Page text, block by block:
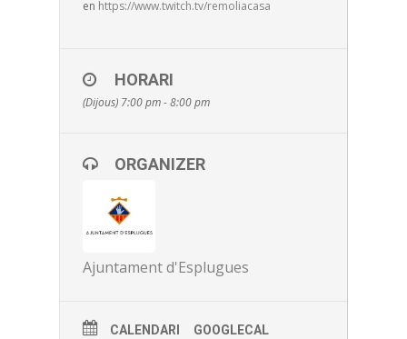
en https://www.twitch.tv/remoliacasa
HORARI
(Dijous) 7:00 pm - 8:00 pm
ORGANIZER
Ajuntament d'Esplugues
CALENDARI GOOGLECAL